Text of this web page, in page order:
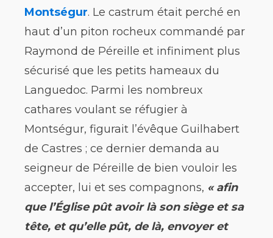
Montségur. Le castrum était perché en
haut d’un piton rocheux commandé par
Raymond de Péreille et infiniment plus
sécurisé que les petits hameaux du
Languedoc. Parmi les nombreux
cathares voulant se réfugier à
Montségur, figurait l’évêque Guilhabert
de Castres ; ce dernier demanda au
seigneur de Péreille de bien vouloir les
accepter, lui et ses compagnons, « afin
que l’Église pût avoir là son siège et sa
tête, et qu’elle pût, de là, envoyer et